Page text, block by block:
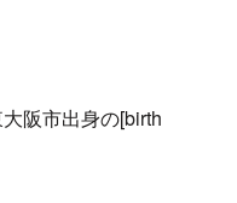
阪市出身の[birth